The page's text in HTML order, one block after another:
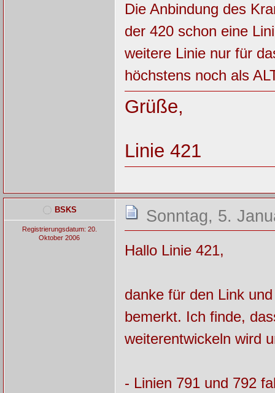
Die Anbindung des
der 420 schon eine
weitere Linie nur für
höchstens noch als
Grüße,
Linie 421
BSKS
Registrierungsdatum: 20.
Oktober 2006
Sonntag, 5.
Hallo Linie 421,
danke für den Link
bemerkt. Ich finde,
weiterentwickeln wird
- Linien 791 und 792